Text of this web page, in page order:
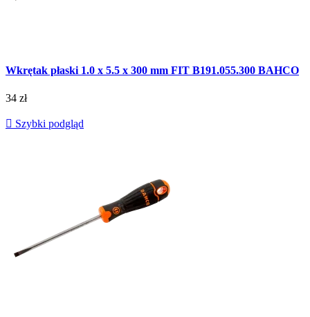
Wkrętak płaski 1.0 x 5.5 x 300 mm FIT B191.055.300 BAHCO
34 zł
 Szybki podgląd